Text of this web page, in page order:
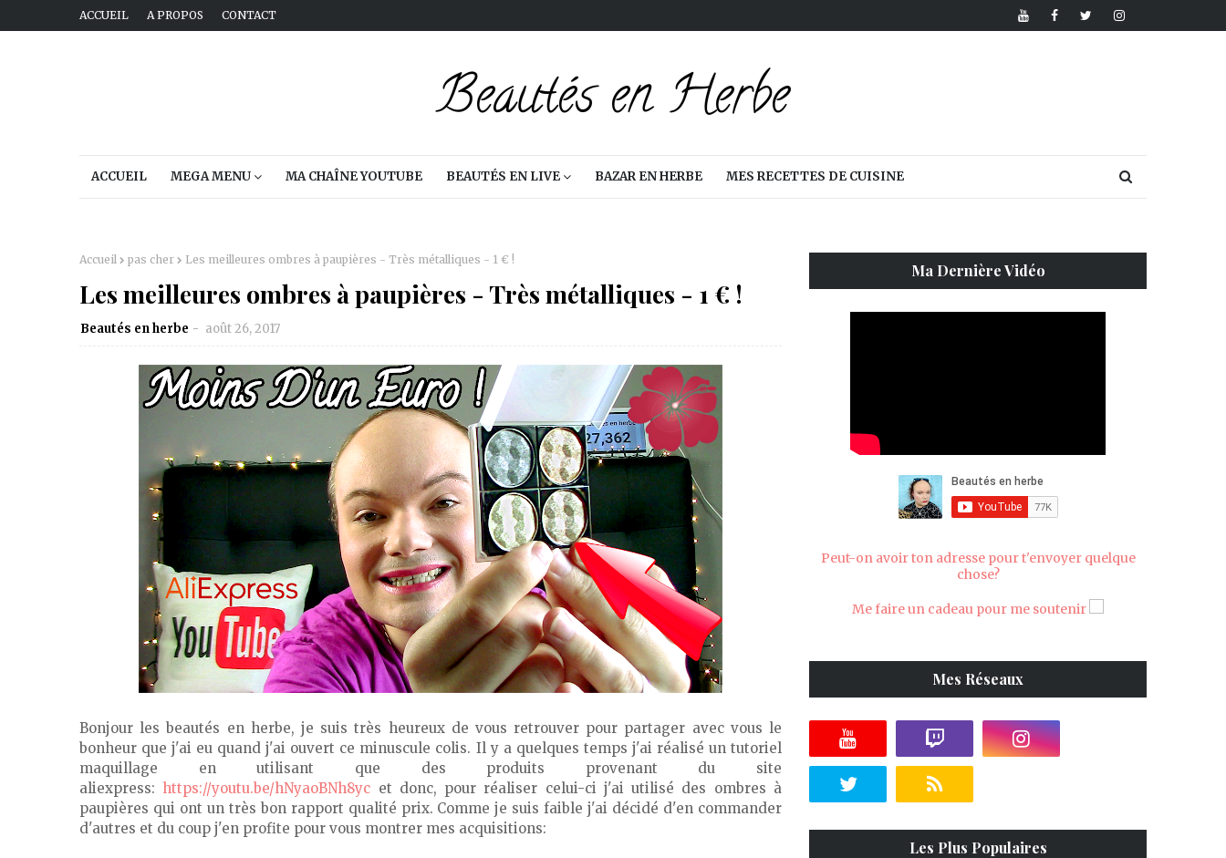
ACCUEIL A PROPOS CONTACT
ACCUEIL MEGA MENU MA CHAÎNE YOUTUBE BEAUTÉS EN LIVE BAZAR EN HERBE MES RECETTES DE CUISINE
Accueil pas cher Les meilleures ombres à paupières - Très métalliques - 1 € !
Les meilleures ombres à paupières - Très métalliques - 1 € !
Beautés en herbe août 26, 2017
Bonjour les beautés en herbe, je suis très heureux de vous retrouver pour partager avec vous le
bonheur que j'ai eu quand j'ai ouvert ce minuscule colis. Il y a quelques temps j'ai réalisé un tutoriel
maquillage en utilisant que des produits provenant du site
aliexpress: https://youtu.be/hNyaoBNh8yc et donc, pour réaliser celui-ci j'ai utilisé des ombres à
paupières qui ont un très bon rapport qualité prix. Comme je suis faible j'ai décidé d'en commander
d'autres et du coup j'en profite pour vous montrer mes acquisitions:
Ma Dernière Vidéo
Peut-on avoir ton adresse pour t'envoyer quelque
chose?
Me faire un cadeau pour me soutenir
Mes Réseaux
Les Plus Populaires